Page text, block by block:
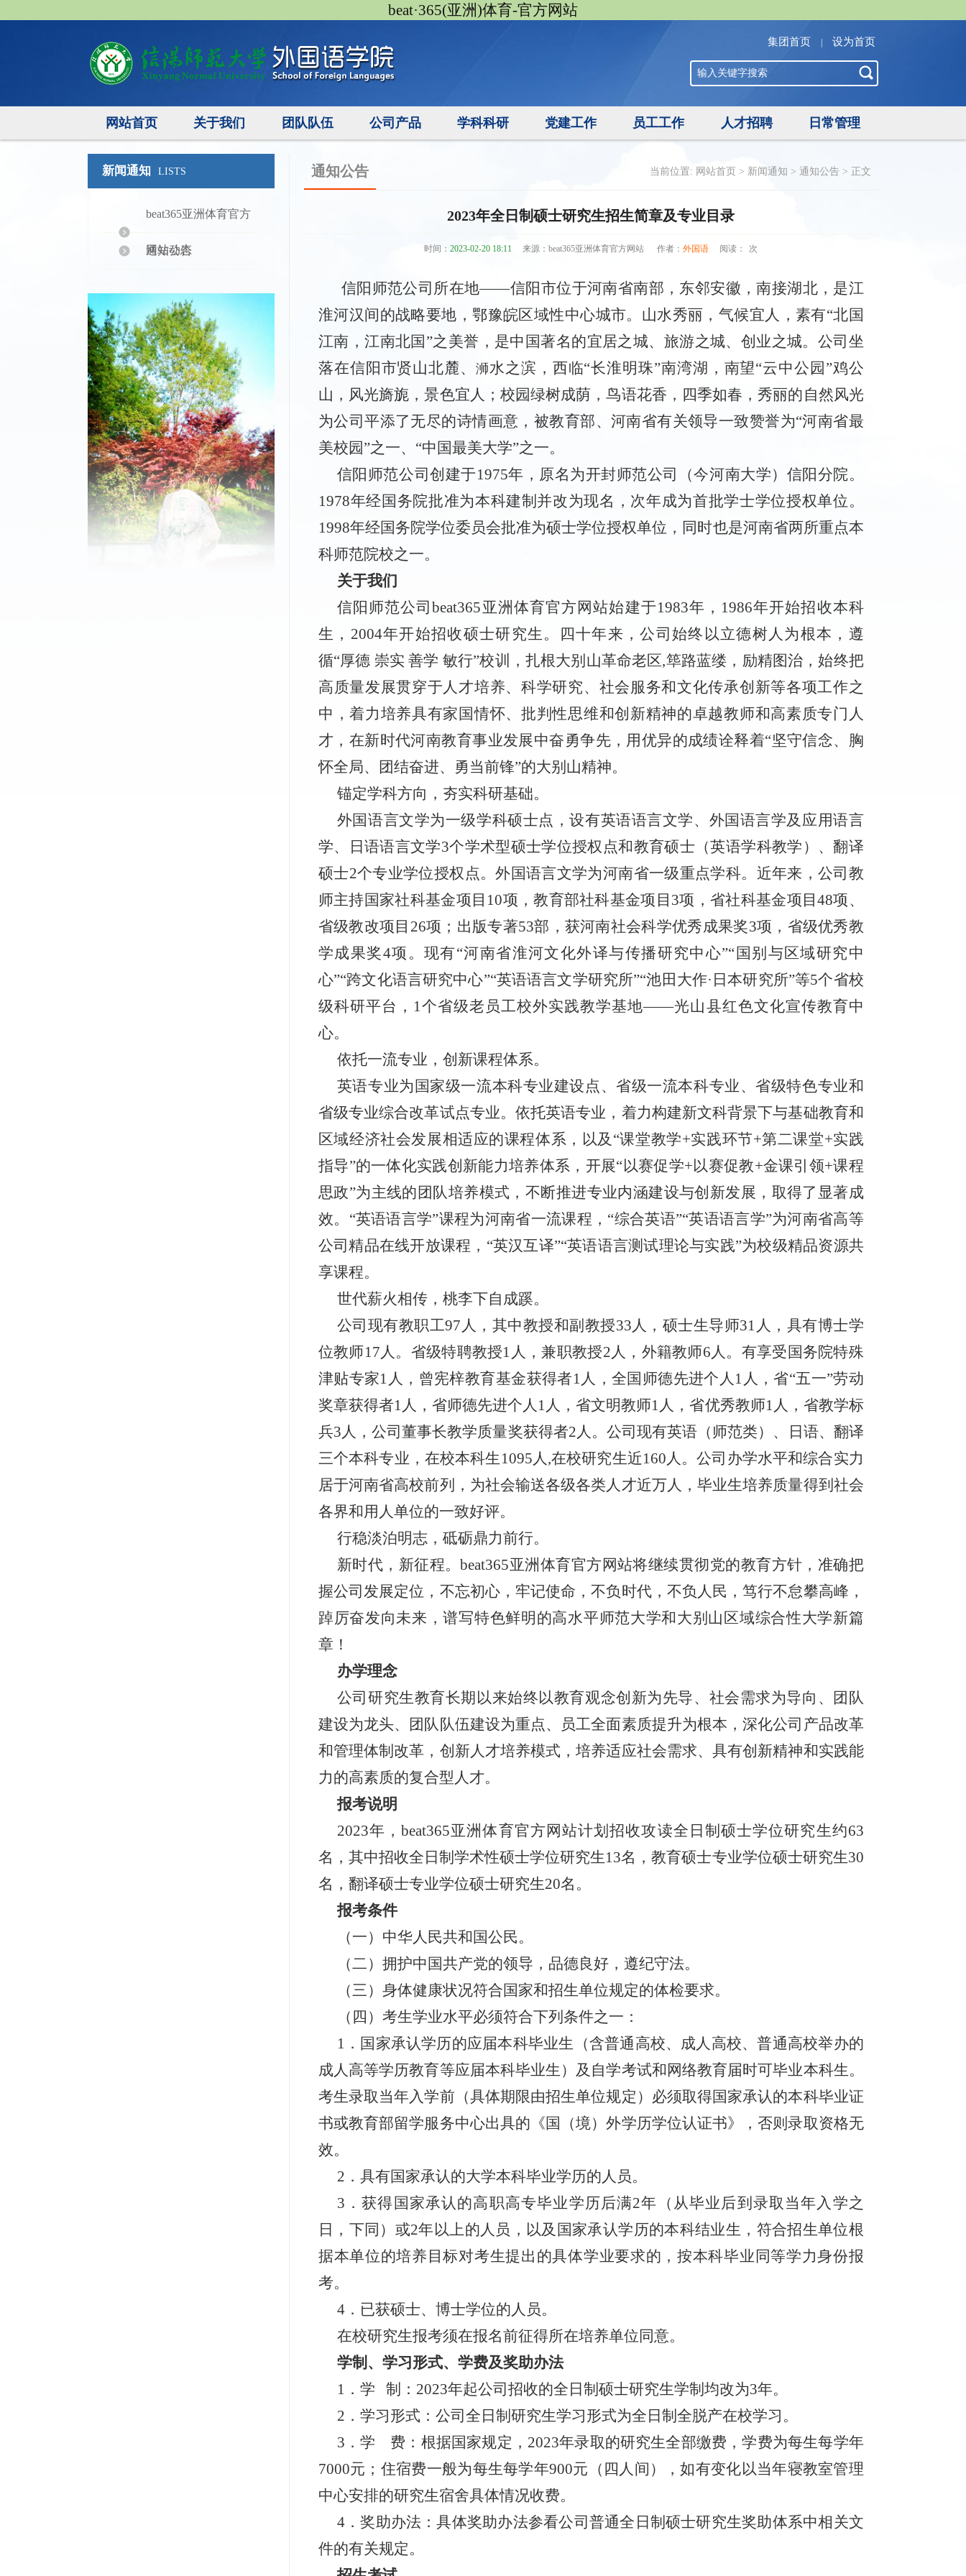
beat·365(亚洲)体育-官方网站
集团首页 设为首页
网站首页 关于我们 团队队伍 公司产品 学科科研 党建工作 员工工作 人才招聘 日常管理
新闻通知 LISTS
beat365亚洲体育官方
网站动态
通知公告
通知公告 当前位置: 网站首页 > 新闻通知 > 通知公告> 正文
2023年全日制硕士研究生招生简章及专业目录
时间：2023-02-20 18:11 来源：beat365亚洲体育官方网站 作者：外国语 阅读： 次
信阳师范公司所在地——信阳市位于河南省南部，东邻安徽，南接湖北，是江
淮河汉间的战略要地，鄂豫皖区域性中心城市。山水秀丽，气候宜人，素有“北国
江南，江南北国”之 美誉，是中国著名的宜居之城、旅游之城、创业之城。公司坐
落在信阳市贤山北麓、浉水之滨，西临“长淮明珠”南湾湖，南望“云中公园”鸡公
山，风光旖旎，景色宜人；校园绿树成荫，鸟语花香，四季如春，秀丽的自然风光
为公司平添了无尽的诗情画意，被教育部、河南省有关领导一致赞誉为“河南省最
美校园”之一、“中国最美大学”之一。
信阳师范公司创建于1975年，原名为开封师范公司（今河南大学）信阳分院。
1978年经国务院批准为本科建制并改为现名，次年成为首批学士学位授权单位。
1998年经国务院学位委员会批准为硕士学位授权单位，同时也是河南省两所重点本
科师范院校之一。
关于我们
信阳师范公司beat365亚洲体育官方网站始建于1983年，1986年开始招收本科
生，2004年开始招收硕士研究生。四十年来，公司始终以立德树人为根本，遵
循“厚德 崇实 善学 敏行”校训，扎根大别山革命老区,筚路蓝缕，励精图治，始终把
高质量发展贯穿于人才培养、科学研究、社会服务和文化传承创新等各项工作之
中，着力培养具有家国情怀、批判性思维和创新精神的卓越教师和高素质专门人
才，在新时代河南教育事业发展中奋勇争先，用优异的成绩诠释着“坚守信念、胸
怀全局、团结奋进、勇当前锋”的大别山精神。
锚定学科方向，夯实科研基础。
外国语言文学为一级学科硕士点，设有英语语言文学、外国语言学及应用语言
学、日语语言文学3个学术型硕士学位授权点和教育硕士（英语学科教学）、翻译
硕士2个专业学位授权点。外国语言文学为河南省一级重点学科。近年来，公司教
师主持国家社科基金项目10项，教育部社科基金项目3项，省社科基金项目48项、
省级教改项目26项；出版专著53部，获河南社会科学优秀成果奖3项，省级优秀教
学成果奖4项。现有“河南省淮河文化外译与传播研究中心”“国别与区域研究中
心”“跨文化语言研究中心”“英语语言文学研究所”“池田大作·日本研究所”等5个省校
级科研平台，1个省级老员工校外实践教学基地——光山县红色文化宣传教育中
心。
依托一流专业，创新课程体系。
英语专业为国家级一流本科专业建设点、省级一流本科专业、省级特色专业和
省级专业综合改革试点专业。依托英语专业，着力构建新文科背景下与基础教育和
区域经济社会发展相适应的课程体系，以及“课堂教学+实践环节+第二课堂+实践
指导”的一体化实践创新能力培养体系，开展“以赛促学+以赛促教+金课引领+课程
思政”为主线的团队培养模式，不断推进专业内涵建设与创新发展，取得了显著成
效。“英语语言学”课程为河南省一流课程，“综合英语”“英语语言学”为河南省高等
公司精品在线开放课程，“英汉互译”“英语语言测试理论与实践”为校级精品资源共
享课程。
世代薪火相传，桃李下自成蹊。
公司现有教职工97人，其中教授和副教授33人，硕士生导师31人，具有博士学
位教师17人。省级特聘教授1人，兼职教授2人，外籍教师6人。有享受国务院特殊
津贴专家1人，曾宪梓教育基金获得者1人，全国师德先进个人1人，省“五一”劳动
奖章获得者1人，省师德先进个人1人，省文明教师1人，省优秀教师1人，省教学标
兵3人，公司董事长教学质量奖获得者2人。公司现有英语（师范类）、日语、翻译
三个本科专业，在校本科生1095人,在校研究生近160人。公司办学水平和综合实力
居于河南省高校前列，为社会输送各级各类人才近万人，毕业生培养质量得到社会
各界和用人单位的一致好评。
行稳淡泊明志，砥砺鼎力前行。
新时代，新征程。beat365亚洲体育官方网站将继续贯彻党的教育方针，准确把
握公司发展定位，不忘初心，牢记使命，不负时代，不负人民，笃行不怠攀高峰，
踔厉奋发向未来，谱写特色鲜明的高水平师范大学和大别山区域综合性大学新篇
章！
办学理念
公司研究生教育长期以来始终以教育观念创新为先导、社会需求为导向、团队
建设为龙头、团队队伍建设为重点、员工全面素质提升为根本，深化公司产品改革
和管理体制改革，创新人才培养模式，培养适应社会需求、具有创新精神和实践能
力的高素质的复合型人才。
报考说明
2023年，beat365亚洲体育官方网站计划招收攻读全日制硕士学位研究生约63
名，其中招收全日制学术性硕士学位研究生13名，教育硕士专业学位硕士研究生30
名，翻译硕士专业学位硕士研究生20名。
报考条件
（一）中华人民共和国公民。
（二）拥护中国共产党的领导，品德良好，遵纪守法。
（三）身体健康状况符合国家和招生单位规定的体检要求。
（四）考生学业水平必须符合下列条件之一：
1．国家承认学历的应届本科毕业生（含普通高校、成人高校、普通高校举办的
成人高等学历教育等应届本科毕业生）及自学考试和网络教育届时可毕业本科生。
考生录取当年入学前（具体期限由招生单位规定）必须取得国家承认的本科毕业证
书或教育部留学服务中心出具的《国（境）外学历学位认证书》，否则录取资格无
效。
2．具有国家承认的大学本科毕业学历的人员。
3．获得国家承认的高职高专毕业学历后满2年（从毕业后到录取当年入学之
日，下同）或2年以上的人员，以及国家承认学历的本科结业生，符合招生单位根
据本单位的培养目标对考生提出的具体学业要求的，按本科毕业同等学力身份报
考。
4．已获硕士、博士学位的人员。
在校研究生报考须在报名前征得所在培养单位同意。
学制、学习形式、学费及奖助办法
1．学 制：2023年起公司招收的全日制硕士研究生学制均改为3年。
2．学习形式：公司全日制研究生学习形式为全日制全脱产在校学习。
3．学 费：根据国家规定，2023年录取的研究生全部缴费，学费为每生每学年
7000元；住宿费一般为每生每学年900元（四人间），如有变化以当年寝教室管理
中心安排的研究生宿舍具体情况收费。
4．奖助办法：具体奖助办法参看公司普通全日制硕士研究生奖助体系中相关文
件的有关规定。